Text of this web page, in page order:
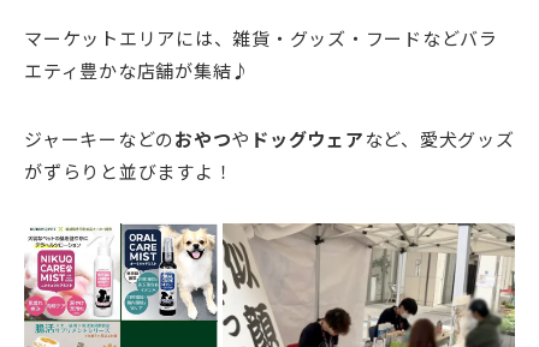
マーケットエリアには、雑貨・グッズ・フードなどバラ
エティ豊かな店舗が集結♪
ジャーキーなどのおやつや ドッグウェアなど、愛犬グッズ
がずらりと並びますよ！